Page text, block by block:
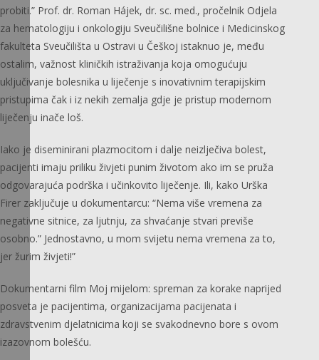
probiti.” Prof. dr. Roman Hájek, dr. sc. med., pročelnik Odjela
za hematologiju i onkologiju Sveučilišne bolnice i Medicinskog
fakulteta Sveučilišta u Ostravi u Češkoj istaknuo je, među
ostalim, važnost kliničkih istraživanja koja omogućuju
uključivanje bolesnika u liječenje s inovativnim terapijskim
pristupima čak i iz nekih zemalja gdje je pristup modernom
liječenju inače loš.
Iako je diseminirani plazmocitom i dalje neizlječiva bolest,
pacijenti imaju priliku živjeti punim životom ako im se pruža
odgovarajuća podrška i učinkovito liječenje. Ili, kako Urška
Firer zaključuje u dokumentarcu: “Nema više vremena za
negativne sitnice, za ljutnju, za shvaćanje stvari previše
osobno.” Jednostavno, u mom svijetu nema vremena za to,
jer žurim živjeti!”
Dokumentarni film Moj mijelom: spreman za korake naprijed
posveta je pacijentima, organizacijama pacijenata i
zdravstvenim djelatnicima koji se svakodnevno bore s ovom
izazovnom bolešću.